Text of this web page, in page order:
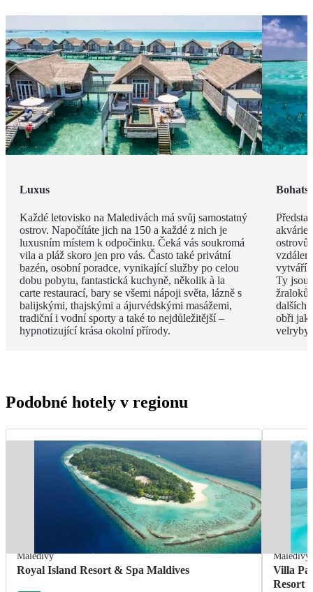
Luxus
Každé letovisko na Maledivách má svůj samostatný
ostrov. Napočítáte jich na 150 a každé z nich je
luxusním místem k odpočinku. Čeká vás soukromá
vila a pláž skoro jen pro vás. Často také privátní
bazén, osobní poradce, vynikající služby po celou
dobu pobytu, fantastická kuchyně, několik à la
carte restaurací, bary se všemi nápoji světa, lázně s
balijskými, thajskými a ájurvédskými masážemi,
tradiční i vodní sporty a také to nejdůležitější –
hypnotizující krása okolní přírody.
ostrovů
vytváří
Ty jsou
dalších
obři
velryby.
Podobné hotely v regionu
Maledivy
Royal Island Resort & Spa Maldives
Maledivy
Villa
Resort